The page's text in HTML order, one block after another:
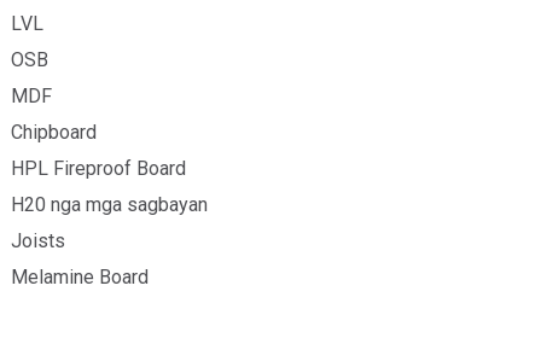
LVL
OSB
MDF
Chipboard
HPL Fireproof Board
H20 nga mga sagbayan
Joists
Melamine Board